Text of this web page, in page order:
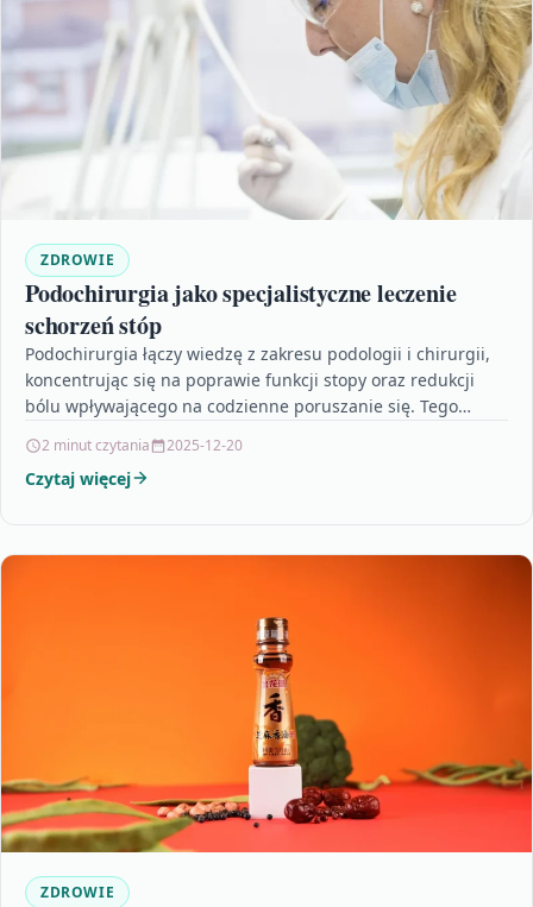
ZDROWIE
Podochirurgia jako specjalistyczne leczenie
schorzeń stóp
Podochirurgia łączy wiedzę z zakresu podologii i chirurgii,
koncentrując się na poprawie funkcji stopy oraz redukcji
bólu wpływającego na codzienne poruszanie się. Tego
2 minut czytania 2025-12-20
Czytaj więcej
ZDROWIE